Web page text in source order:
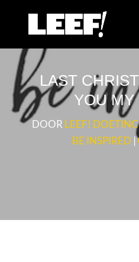
LAST
YOU
DOOR LEEF!
BE INSPIRED |